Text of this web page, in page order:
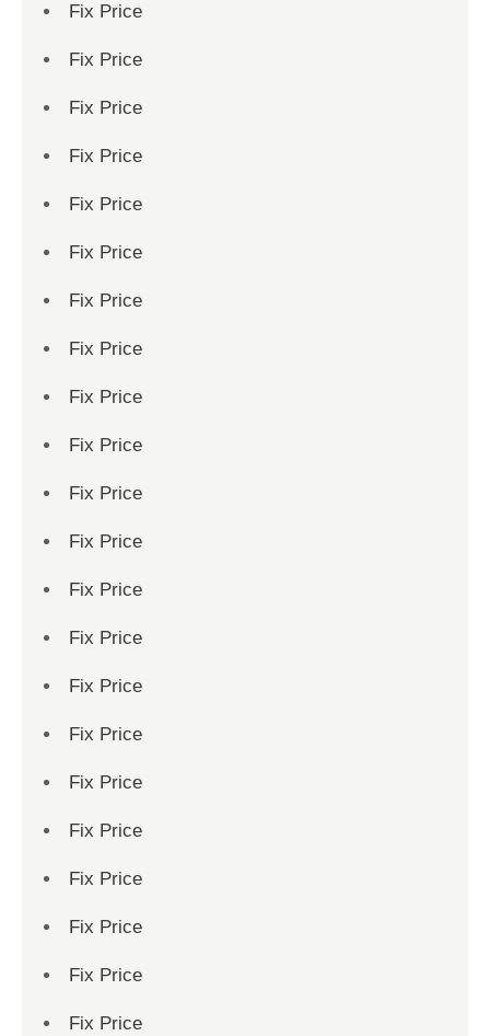
Fix Price
Fix Price
Fix Price
Fix Price
Fix Price
Fix Price
Fix Price
Fix Price
Fix Price
Fix Price
Fix Price
Fix Price
Fix Price
Fix Price
Fix Price
Fix Price
Fix Price
Fix Price
Fix Price
Fix Price
Fix Price
Fix Price